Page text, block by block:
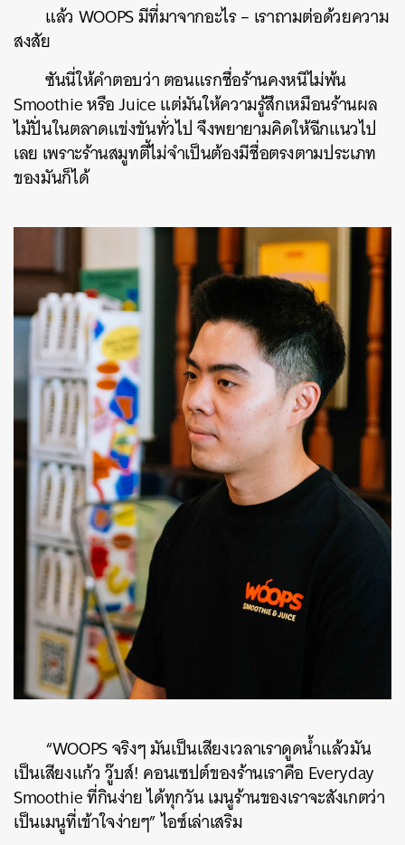
แล้ว WOOPS มีที่มาจากอะไร – เราถามต่อด้วยความ
สงสัย
ซันนี่ให้คำตอบว่า ตอนแรกชื่อร้านคงหนีไม่พ้น
Smoothie หรือ Juice แต่มันให้ความรู้สึกเหมือนร้านผล
ไม้ปั่นในตลาดแข่งขันทั่วไป จึงพยายามคิดให้ฉีกแนวไป
เลย เพราะร้านสมูทตี้ไม่จำเป็นต้องมีชื่อตรงตามประเภท
ของมันก็ได้
“WOOPS จริงๆ มันเป็นเสียงเวลาเราดูดน้ำแล้วมัน
เป็นเสียงแก้ว วู๊บส์! คอนเซปต์ของร้านเราคือ Everyday
Smoothie ที่กินง่าย ได้ทุกวัน เมนูร้านของเราจะสังเกตว่า
เป็นเมนูที่เข้าใจง่ายๆ” ไอซ์เล่าเสริม